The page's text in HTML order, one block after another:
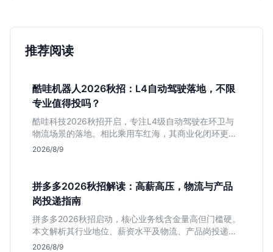
推荐阅读
酷哇机器人2026秋招：L4自动驾驶落地，不限
专业值得投吗？
酷哇科技2026秋招开启，专注L4级自动驾驶在环卫与
物流场景的落地。相比乘用车红海，其商业化闭环更清
晰，现金流相对健康。本文解读其业务模式、岗位稳定
2026/8/9
拼多多2026秋招解读：高薪高压，物流与产品
岗投递指南
拼多多2026秋招启动，核心业务线含金量高但门槛硬。
本文解析其行业地位、薪资水平及物流、产品岗投递策
略，助你判断是否适合这种高强度职业起步。
2026/8/9